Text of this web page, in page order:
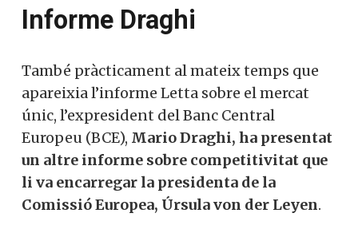
Informe Draghi
També pràcticament al mateix temps que
apareixia l’informe Letta sobre el mercat
únic, l’expresident del Banc Central
Europeu (BCE), Mario Draghi, ha presentat
un altre informe sobre competitivitat que
li va encarregar la presidenta de la
Comissió Europea, Úrsulavon der Leyen.